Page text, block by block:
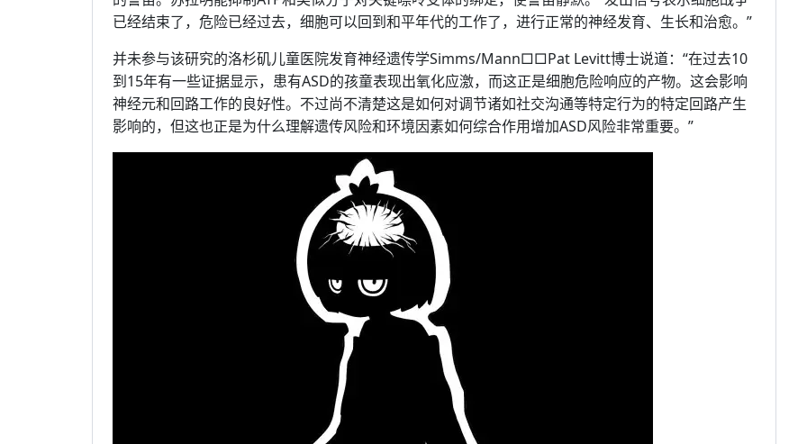
已经结束了，危险已经过去，细胞可以回到和平年代的工作了，进行正常的神经发育、生长和治愈。”
并未参与该研究的洛杉矶儿童医院发育神经遗传学Simms/Mann□□Pat Levitt博士说道：“在过去10
到15年有一些证据显示，患有ASD的孩童表现出氧化应激，而这正是细胞危险响应的产物。这会影响
神经元和回路工作的良好性。不过尚不清楚这是如何对调节诸如社交沟通等特定行为的特定回路产生
影响的，但这也正是为什么理解遗传风险和环境因素如何综合作用增加ASD风险非常重要。”